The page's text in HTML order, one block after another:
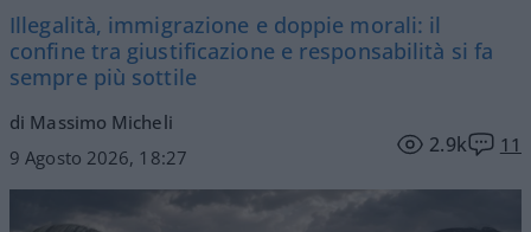
Illegalità, immigrazione e doppie morali: il
confine tra giustificazione e responsabilità si fa
sempre più sottile
di Massimo Micheli
9 Agosto 2026, 18:27
2.9k 11